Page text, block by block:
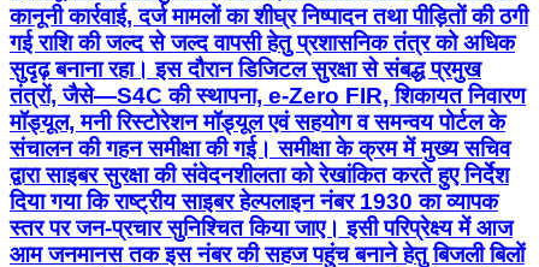
कानूनी कार्रवाई, दर्ज मामलों का शीघ्र निष्पादन तथा पीड़ितों की ठगी
गई राशि की जल्द से जल्द वापसी हेतु प्रशासनिक तंत्र को अधिक
सुदृढ़ बनाना रहा। इस दौरान डिजिटल सुरक्षा से संबद्ध प्रमुख
तंत्रों, जैसे—S4C की स्थापना, e-Zero FIR, शिकायत निवारण
मॉड्यूल, मनी रिस्टोरेशन मॉड्यूल एवं सहयोग व समन्वय पोर्टल के
संचालन की गहन समीक्षा की गई। समीक्षा के क्रम में मुख्य सचिव
द्वारा साइबर सुरक्षा की संवेदनशीलता को रेखांकित करते हुए निर्देश
दिया गया कि राष्ट्रीय साइबर हेल्पलाइन नंबर 1930 का व्यापक
स्तर पर जन-प्रचार सुनिश्चित किया जाए। इसी परिप्रेक्ष्य में आज
आम जनमानस तक इस नंबर की सहज पहुंच बनाने हेतु बिजली बिलों